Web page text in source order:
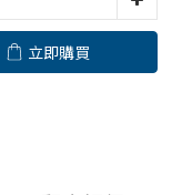
立即購買